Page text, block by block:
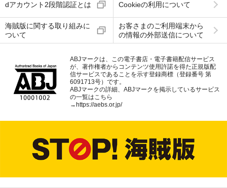
dアカウント2段階認証とは Cookieの利用について
海賊版に関する取り組みに
ついて
お客さまのご利用端末から
の情報の外部送信について
ABJマークは、この電子書店・電子書籍配信サービス
が、著作権者からコンテンツ使用許諾を得た正規版配
信サービスであることを示す登録商標（登録番号 第
6091713号）です。
ABJマークの詳細、ABJマークを掲示しているサービス
の一覧はこちら
→ https://aebs.or.jp/